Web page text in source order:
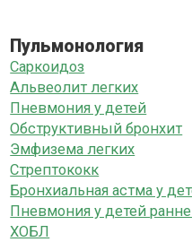
Пульмонология
Саркоидоз
Альвеолит легких
Пневмония у детей
Обструктивный бронхит
Эмфизема легких
Стрептококк
Бронхиальная астма у
Пневмония у детей
ХОБЛ